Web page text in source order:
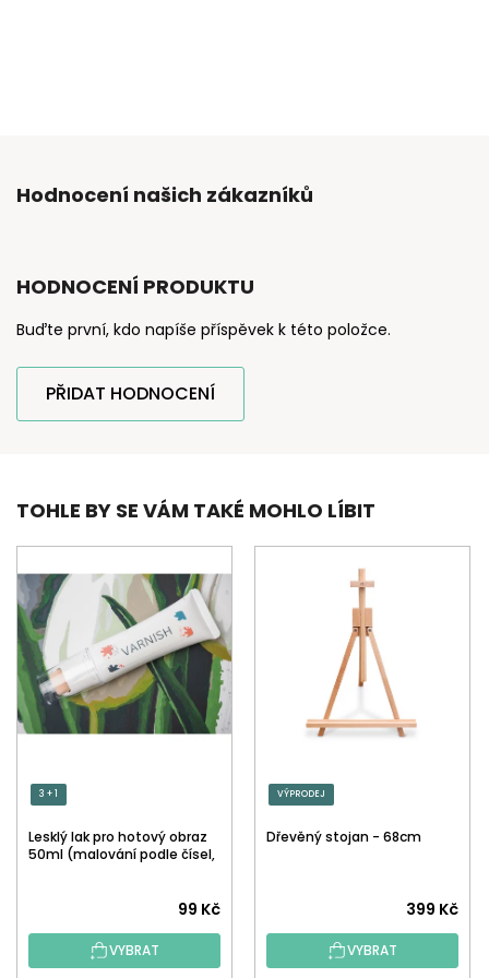
Hodnocení našich zákazníků
HODNOCENÍ PRODUKTU
Buďte první, kdo napíše příspěvek k této položce.
PŘIDAT HODNOCENÍ
TOHLE BY SE VÁM TAKÉ MOHLO LÍBIT
3 + 1
Lesklý lak pro hotový obraz
50ml (malování podle čísel,
hodnocení
produktu
99 Kč
VYBRAT
VÝPRODEJ
Dřevěný stojan - 68cm
399 Kč
VYBRAT